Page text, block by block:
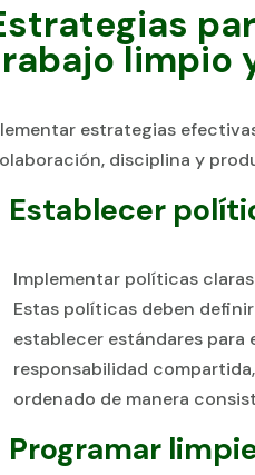
limpio
estrategias
disciplina y
Establecer
Implementar políticas
Estas políticas deben
establecer estándares para
responsabilidad
ordenado de manera
Programar